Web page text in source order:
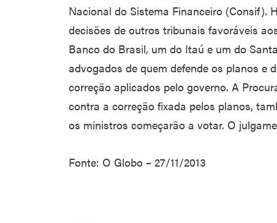
Nacional do Sistema Financeiro (Consif).
decisões de outros tribunais favoráveis
Banco do Brasil, um do Itaú e um do
advogados de quem defende os planos e
correção aplicados pelo governo. A
contra a correção fixada pelos planos,
os ministros começarão a votar. O
Fonte: O Globo – 27/11/2013